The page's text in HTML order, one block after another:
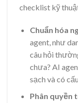
checklist kỹ
Chuẩn hóa
agent, như
câu hỏi
chưa? AI
sạch và có
Phân quyền